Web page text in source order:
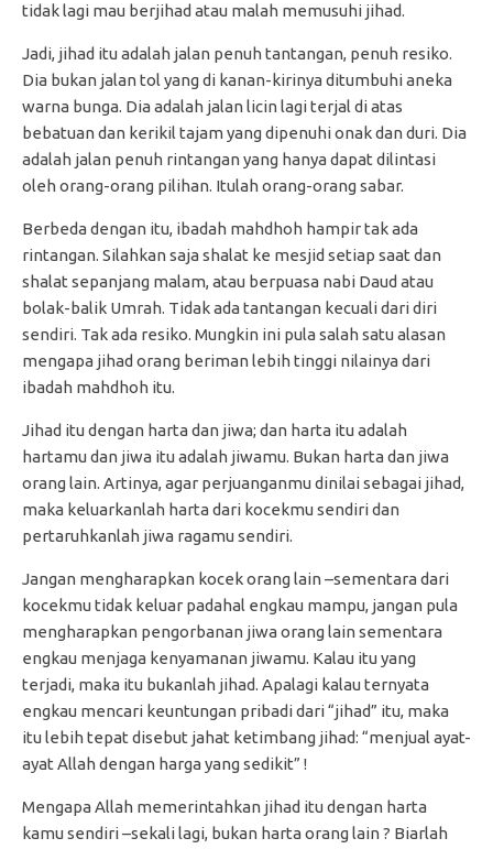
tidak lagi mau berjihad atau malah memusuhi jihad.
Jadi, jihad itu adalah jalan penuh tantangan, penuh resiko.
Dia bukan jalan tol yang di kanan-kirinya ditumbuhi aneka
warna bunga. Dia adalah jalan licin lagi terjal di atas
bebatuan dan kerikil tajam yang dipenuhi onak dan duri. Dia
adalah jalan penuh rintangan yang hanya dapat dilintasi
oleh orang-orang pilihan. Itulah orang-orang sabar.
Berbeda dengan itu, ibadah mahdhoh hampir tak ada
rintangan. Silahkan saja shalat ke mesjid setiap saat dan
shalat sepanjang malam, atau berpuasa nabi Daud atau
bolak-balik Umrah. Tidak ada tantangan kecuali dari diri
sendiri. Tak ada resiko. Mungkin ini pula salah satu alasan
mengapa jihad orang beriman lebih tinggi nilainya dari
ibadah mahdhoh itu.
Jihad itu dengan harta dan jiwa; dan harta itu adalah
hartamu dan jiwa itu adalah jiwamu. Bukan harta dan jiwa
orang lain. Artinya, agar perjuanganmu dinilai sebagai jihad,
maka keluarkanlah harta dari kocekmu sendiri dan
pertaruhkanlah jiwa ragamu sendiri.
Jangan mengharapkan kocek orang lain –sementara dari
kocekmu tidak keluar padahal engkau mampu, jangan pula
mengharapkan pengorbanan jiwa orang lain sementara
engkau menjaga kenyamanan jiwamu. Kalau itu yang
terjadi, maka itu bukanlah jihad. Apalagi kalau ternyata
engkau mencari keuntungan pribadi dari “jihad” itu, maka
itu lebih tepat disebut jahat ketimbang jihad: “menjual ayat-
ayat Allah dengan harga yang sedikit” !
Mengapa Allah memerintahkan jihad itu dengan harta
kamu sendiri –sekali lagi, bukan harta orang lain ? Biarlah